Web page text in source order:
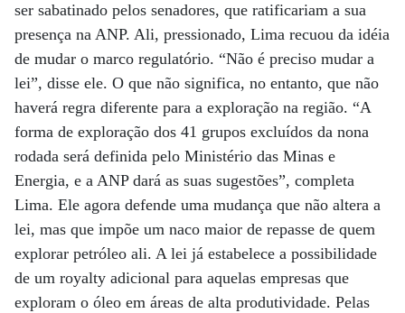
ser sabatinado pelos senadores, que ratificariam a sua
presença na ANP. Ali, pressionado, Lima recuou da idéia
de mudar o marco regulatório. “Não é preciso mudar a
lei”, disse ele. O que não significa, no entanto, que não
haverá regra diferente para a exploração na região. “A
forma de exploração dos 41 grupos excluídos da nona
rodada será definida pelo Ministério das Minas e
Energia, e a ANP dará as suas sugestões”, completa
Lima. Ele agora defende uma mudança que não altera a
lei, mas que impõe um naco maior de repasse de quem
explorar petróleo ali. A lei já estabelece a possibilidade
de um royalty adicional para aquelas empresas que
exploram o óleo em áreas de alta produtividade. Pelas